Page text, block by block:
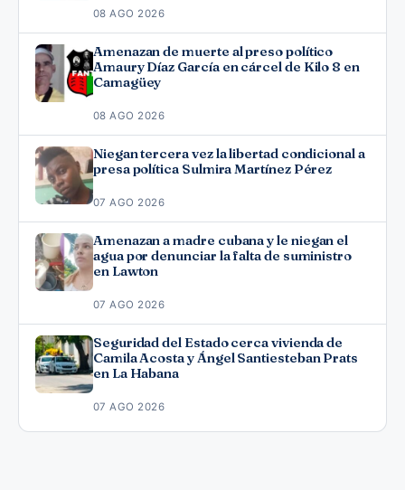
08 AGO 2026
Amenazan de muerte al preso político
Amaury Díaz García en cárcel de Kilo 8 en
Camagüey
08 AGO 2026
Niegan tercera vez la libertad condicional a
presa política Sulmira Martínez Pérez
07 AGO 2026
Amenazan a madre cubana y le niegan el
agua por denunciar la falta de suministro
en Lawton
07 AGO 2026
Seguridad del Estado cerca vivienda de
Camila Acosta y Ángel Santiesteban Prats
en La Habana
07 AGO 2026